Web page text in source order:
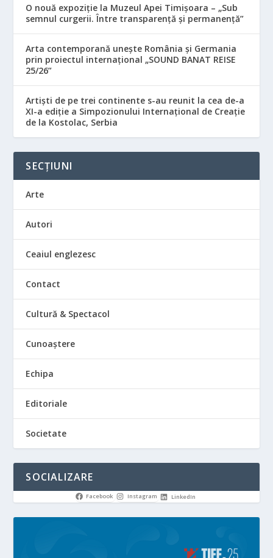
O nouă expoziție la Muzeul Apei Timișoara – „Sub
semnul curgerii. Între transparență și permanență”
Arta contemporană unește România și Germania
prin proiectul internațional „SOUND BANAT REISE
25/26”
Artiști de pe trei continente s-au reunit la cea de-a
XI-a ediție a Simpozionului Internațional de Creație
de la Kostolac, Serbia
SECȚIUNI
Arte
Autori
Ceaiul englezesc
Contact
Cultură & Spectacol
Cunoaștere
Echipa
Editoriale
Societate
SOCIALIZARE
Facebook Instagram LinkedIn